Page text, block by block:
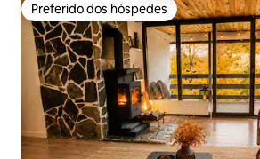
Preferido dos hóspedes
Preferido dos hóspedes